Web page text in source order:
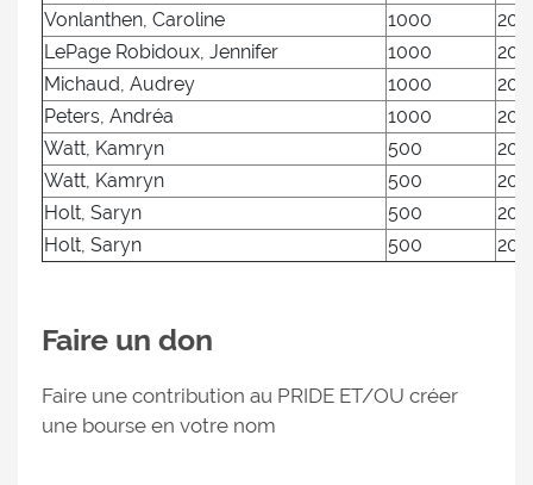
Vonlanthen, Caroline
1000
LePage Robidoux, Jennifer
1000
Michaud, Audrey
1000
Peters, Andréa
1000
Watt, Kamryn
500
Watt, Kamryn
500
Holt, Saryn
500
Holt, Saryn
500
Faire un don
Faire une contribution au PRIDE ET/OU créer
une bourse en votre nom